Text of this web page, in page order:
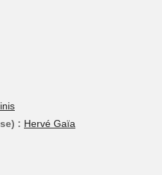
: Hervé Gaïa